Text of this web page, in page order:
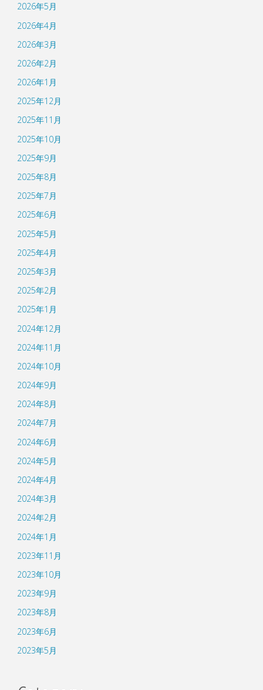
2026年5月
2026年4月
2026年3月
2026年2月
2026年1月
2025年12月
2025年11月
2025年10月
2025年9月
2025年8月
2025年7月
2025年6月
2025年5月
2025年4月
2025年3月
2025年2月
2025年1月
2024年12月
2024年11月
2024年10月
2024年9月
2024年8月
2024年7月
2024年6月
2024年5月
2024年4月
2024年3月
2024年2月
2024年1月
2023年11月
2023年10月
2023年9月
2023年8月
2023年6月
2023年5月